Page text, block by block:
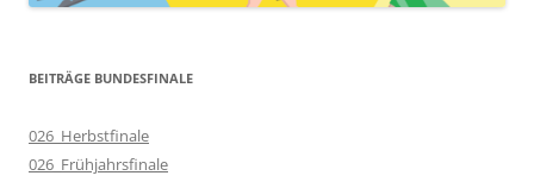
BEITRÄGE BUNDESFINALE
026_Herbstfinale
026_Frühjahrsfinale